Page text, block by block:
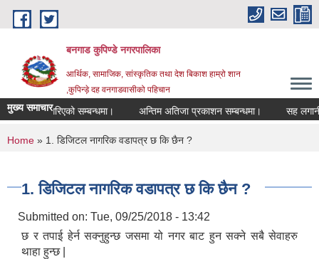
Skip to main content
बनगाड कुपिण्डे नगरपालिका
आर्थिक, सामाजिक, सांस्कृतिक तथा देश बिकाश हाम्रो शान
,कुपिन्ड़े दह वनगाडवासीको पहिचान
मुख्य समाचार
परिक्षा रद्द गरिएको सम्बन्धमा। अन्तिम अतिजा प्रकाशन सम्बन्धमा। सह
You are here
Home » 1. डिजिटल नागरिक वडापत्र छ कि छैन ?
1. डिजिटल नागरिक वडापत्र छ कि छैन ?
Submitted on: Tue, 09/25/2018 - 13:42
छ र तपाई हेर्न सक्नुहुन्छ जसमा यो नगर बाट हुन सक्ने सबै सेवाहरु
थाहा हुन्छ |